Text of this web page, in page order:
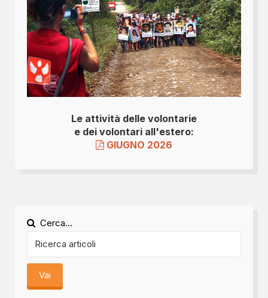
Le attività delle volontarie
e dei volontari all'estero:
GIUGNO 2026
Cerca...
Vai